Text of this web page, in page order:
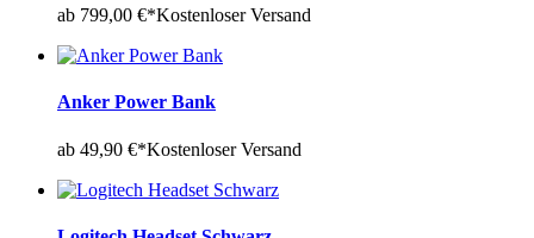
ab 799,00 €*Kostenloser Versand
Anker Power Bank
ab 49,90 €*Kostenloser Versand